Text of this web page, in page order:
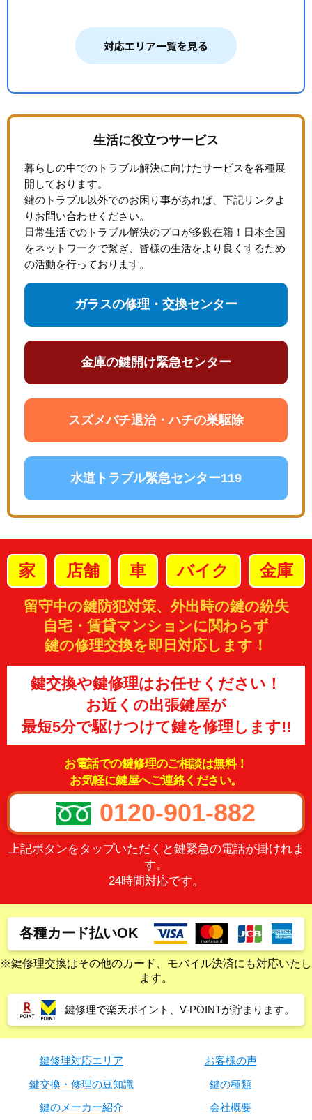
対応エリア一覧を見る
生活に役立つサービス
暮らしの中でのトラブル解決に向けたサービスを各種展
開しております。
鍵のトラブル以外でのお困り事があれば、下記リンクよ
りお問い合わせください。
日常生活でのトラブル解決のプロが多数在籍！日本全国
をネットワークで繋ぎ、皆様の生活をより良くするため
の活動を行っております。
ガラスの修理・交換センター
金庫の鍵開け緊急センター
スズメバチ退治・ハチの巣駆除
水道トラブル緊急センター119
家 店舗 車 バイク 金庫
留守中の鍵防犯対策、外出時の鍵の紛失
自宅・賃貸マンションに関わらず
鍵の修理交換を即日対応します！
鍵交換や鍵修理はお任せください！
お近くの出張鍵屋が
最短5分で駆けつけて鍵を修理します!!
お電話での鍵修理のご相談は無料！
お気軽に鍵屋へご連絡ください。
0120-901-882
上記ボタンをタップいただくと鍵緊急の電話が掛けれま
す。
24時間対応です。
各種カード払いOK
※鍵修理交換はその他のカード、モバイル決済にも対応いたし
ます。
鍵修理で楽天ポイント、V-POINTが貯まります。
鍵修理対応エリア
お客様の声
鍵交換・修理の豆知識
鍵の種類
鍵のメーカー紹介
会社概要